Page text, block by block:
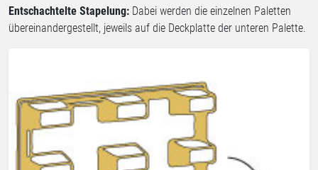
Entschachtelte Stapelung: Dabei werden die einzelnen Paletten
übereinandergestellt, jeweils auf die Deckplatte der unteren Palette.